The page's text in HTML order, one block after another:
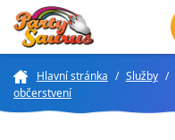
Hlavní stránka / Služby /
občerstvení